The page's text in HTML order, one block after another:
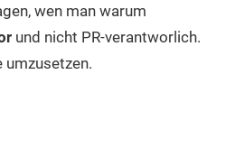
wen man warum
und nicht PR-verantworlich.
umzusetzen.